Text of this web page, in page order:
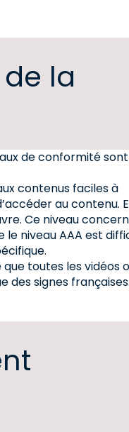
la
de conformité sont
contenus faciles à
au contenu.
Ce niveau
niveau AAA est
que toutes les vidéos
des signes françaises.